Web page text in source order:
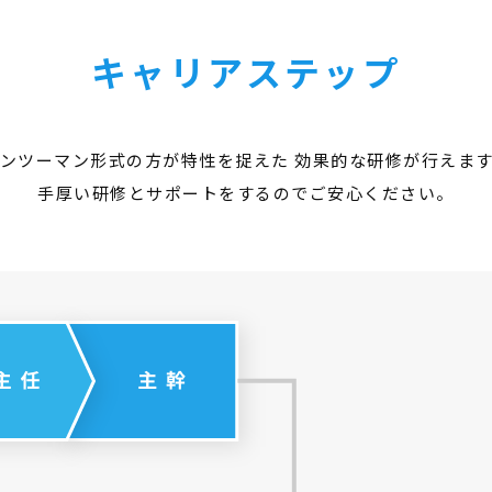
キャリアステップ
ツーマン形式の方が特性を捉えた 効果的な研修が行えま
手厚い研修とサポートをするのでご安心ください。